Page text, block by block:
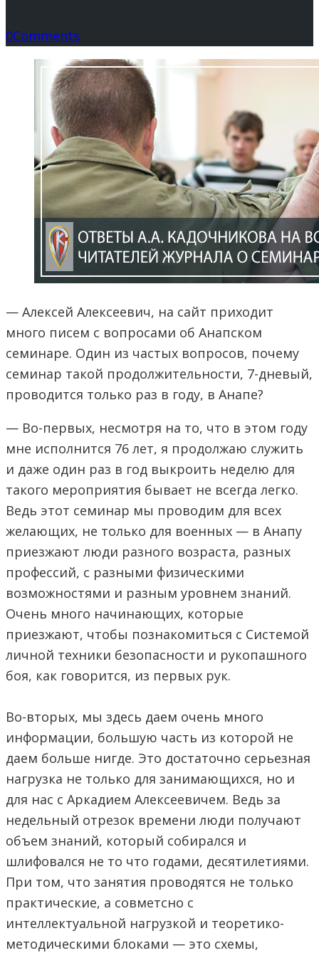
0Comments
— Алексей Алексеевич, на сайт приходит
много писем с вопросами об Анапском
семинаре. Один из частых вопросов, почему
семинар такой продолжительности, 7-дневый,
проводится только раз в году, в Анапе?
— Во-первых, несмотря на то, что в этом году
мне исполнится 76 лет, я продолжаю служить
и даже один раз в год выкроить неделю для
такого мероприятия бывает не всегда легко.
Ведь этот семинар мы проводим для всех
желающих, не только для военных — в Анапу
приезжают люди разного возраста, разных
профессий, с разными физическими
возможностями и разным уровнем знаний.
Очень много начинающих, которые
приезжают, чтобы познакомиться с Системой
личной техники безопасности и рукопашного
боя, как говорится, из первых рук.
Во-вторых, мы здесь даем очень много
информации, большую часть из которой не
даем больше нигде. Это достаточно серьезная
нагрузка не только для занимающихся, но и
для нас с Аркадием Алексеевичем. Ведь за
недельный отрезок времени люди получают
объем знаний, который собирался и
шлифовался не то что годами, десятилетиями.
При том, что занятия проводятся не только
практические, а совметсно с
интеллектуальной нагрузкой и теоретико-
методическими блоками — это схемы,